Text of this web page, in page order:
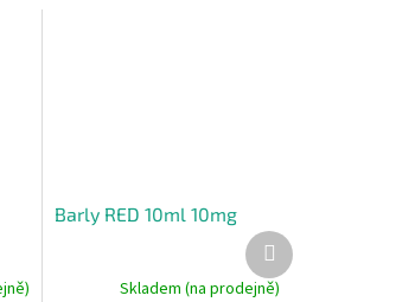
Barly RED 10ml 10mg
Skladem (na prodejně)
Další
produkt